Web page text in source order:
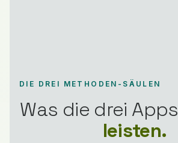
DIE DREI METHODEN-SÄULEN
Was die drei Apps
leisten.